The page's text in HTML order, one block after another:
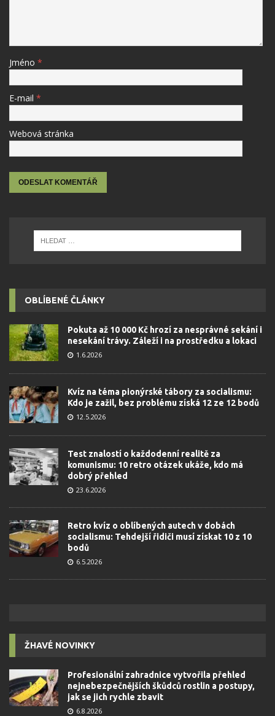
Jméno *
E-mail *
Webová stránka
OBLÍBENÉ ČLÁNKY
Pokuta až 10 000 Kč hrozí za nesprávné sekání i
nesekání trávy. Záleží i na prostředku a lokaci
1.6.2026
Kvíz na téma pionýrské tábory za socialismu:
Kdo je zažil, bez problému získá 12 ze 12 bodů
12.5.2026
Test znalostí o každodenní realitě za
komunismu: 10 retro otázek ukáže, kdo má
dobrý přehled
23.6.2026
Retro kvíz o oblíbených autech v dobách
socialismu: Tehdejší řidiči musí získat 10 z 10
bodů
6.5.2026
ŽHAVÉ NOVINKY
Profesionální zahradnice vytvořila přehled
nejnebezpečnějších škůdců rostlin a postupy,
jak se jich rychle zbavit
6.8.2026